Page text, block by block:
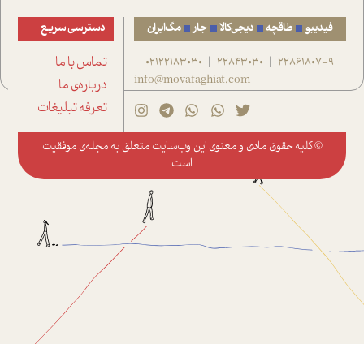
فیدیبو طاقچه دیجی‌کالا جار مگ‌ایران
22861807-9
|
22843030
|
02122183030
info@movafaghiat.com
دسترسی سریع
تماس با ما
درباره‌ی ما
تعرفه تبلیغات
© کلیه حقوق مادی و معنوی این وب‌سایت متعلق به مجله‌ی موفقیت
است